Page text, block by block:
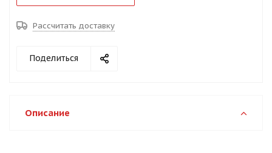
Рассчитать доставку
Поделиться
Описание